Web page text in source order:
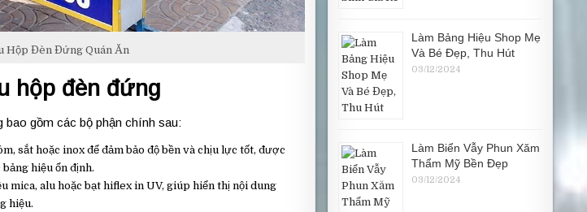
Hộp Đèn Đứng Quán Ăn
hộp đèn đứng
bao gồm các bộ phận chính sau:
sắt hoặc inox để đảm bảo độ bền và chịu lực tốt, được
hiệu ổn định.
mica, alu hoặc bạt hiflex in UV, giúp hiển thị nội dung
hiệu.
Làm Bảng Hiệu Shop Mẹ
Và Bé Đẹp, Thu Hút
03/12/2024
Làm Biển Vẫy Phun Xăm
Thẩm Mỹ Bền Đẹp
03/12/2024